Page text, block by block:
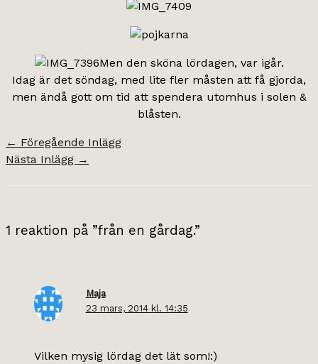
Men den sköna lördagen, var igår.
Idag är det söndag, med lite fler måsten att få gjorda,
men ändå gott om tid att spendera utomhus i solen &
blåsten.
← Föregående Inlägg
Nästa Inlägg →
1 reaktion på ”från en gårdag.”
Maja
23 mars, 2014 kl. 14:35
Vilken mysig lördag det lät som!:)